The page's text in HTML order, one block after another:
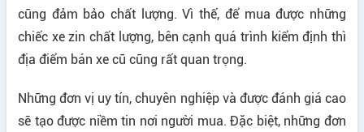
cũng đảm bảo chất lượng. Vì thế, để mua được những
chiếc xe zin chất lượng, bên cạnh quá trình kiểm định thì
địa điểm bán xe cũ cũng rất quan trọng.
Những đơn vị uy tín, chuyên nghiệp và được đánh giá cao
sẽ tạo được niềm tin nơi người mua. Đặc biệt, những đơn